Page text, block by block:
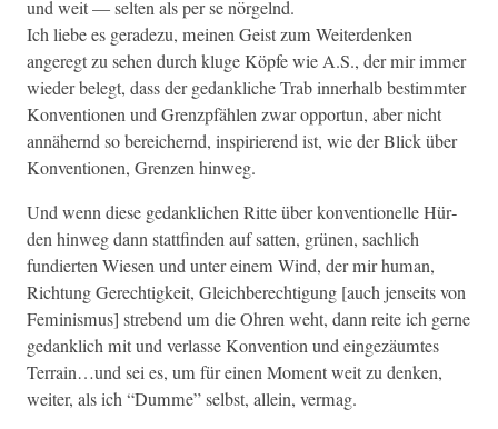
und weit — sel­ten als per se nörgelnd.
Ich liebe es ger­adezu, meinen Geist zum Wei­t­er­denken
angeregt zu sehen durch kluge Köpfe wie A.S., der mir immer
wieder belegt, dass der gedankliche Trab inner­halb bes­timmter
Kon­ven­tio­nen und Gren­zpfählen zwar oppor­tun, aber nicht
annäh­ernd so bere­ich­ernd, inspiri­erend ist, wie der Blick über
Kon­ven­tio­nen, Gren­zen hinweg.
Und wenn diese gedanklichen Ritte über kon­ven­tionelle Hür­
den hin­weg dann stat­tfind­en auf sat­ten, grü­nen, sach­lich
fundierten Wiesen und unter einem Wind, der mir human,
Rich­tung Gerechtigkeit, Gle­ich­berech­ti­gung [auch jen­seits von
Fem­i­nis­mus] strebend um die Ohren weht, dann reite ich gerne
gedanklich mit und ver­lasse Kon­ven­tion und eingezäumtes
Terrain…und sei es, um für einen Moment weit zu denken,
weit­er, als ich “Dumme” selb­st, allein, vermag.